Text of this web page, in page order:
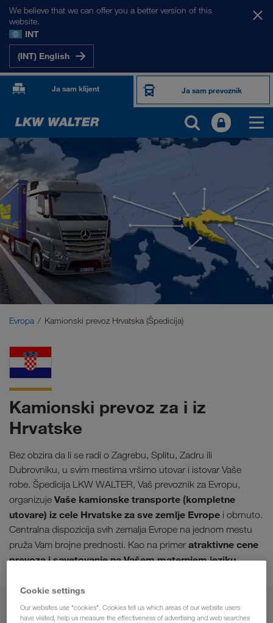
We believe that we can offer you a better version of this
website.
INT
(INT) English
Ja sam klijent Ja sam prevoznik
NAŠA TRŽIŠTA
Evropa
Centralna Azija
Rusija
Bliski Istok
Evropa Kamionski prevoz Hrvatska (Špedicija)
Kamionski prevoz za i iz
Hrvatske
Bez obzira da li se radi o Zagrebu, Splitu, Zadru ili
Dubrovniku, u svim mestima vršimo utovar i istovar Vaše
robe. Špedicija LKW WALTER, Vaš prevoznik za Evropu,
organizuje Vaše kamionske transporte (kompletne
utovare) iz cele Hrvatske za sve zemlje Evrope i obrnuto.
Centralna dispozicija svih zemalja Evrope na jednom mestu
pruža Vam brojne prednosti. Kao na primer atraktivne cene
prevoza i savetovanje na Vašem maternjem jeziku.
Cookie settings
Our websites use "cookies". Cookies tell us which areas of our website users
have visited, help us measure the effectiveness of advertising and web searches